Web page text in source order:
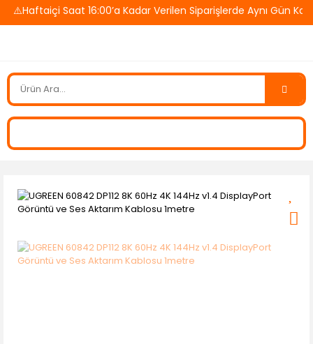
⚠️Haftaiçi Saat 16:00’a Kadar Verilen Siparişlerde Aynı Gün